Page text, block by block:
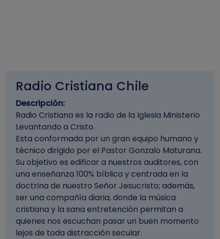
Radio Cristiana Chile
Descripción:
Radio Cristiana es la radio de la Iglesia Ministerio
Levantando a Cristo.
Esta conformada por un gran equipo humano y
técnico dirigido por el Pastor Gonzalo Maturana.
Su objetivo es edificar a nuestros auditores, con
una enseñanza 100% bíblica y centrada en la
doctrina de nuestro Señor Jesucristo; además,
ser una compañía diaria, donde la música
cristiana y la sana entretención permitan a
quienes nos escuchan pasar un buen momento
lejos de toda distracción secular.